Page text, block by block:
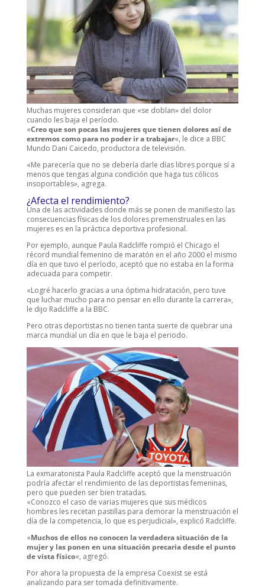
Muchas mujeres consideran que «se doblan» del dolor
cuando les baja el período.
«Creo que son pocas las mujeres que tienen dolores así de
extremos como para no poder ir a trabajar«, le dice a BBC
Mundo Dani Caicedo, productora de televisión.
«Me parecería que no se debería darle días libres porque sí a
menos que tengas alguna condición que haga tus cólicos
insoportables», agrega.
¿Afecta el rendimiento?
Una de las actividades donde más se ponen de manifiesto las
consecuencias físicas de los dolores premenstruales en las
mujeres es en la práctica deportiva profesional.
Por ejemplo, aunque Paula Radcliffe rompió el Chicago el
récord mundial femenino de maratón en el año 2000 el mismo
día en que tuvo el período, aceptó que no estaba en la forma
adecuada para competir.
«Logré hacerlo gracias a una óptima hidratación, pero tuve
que luchar mucho para no pensar en ello durante la carrera»,
le dijo Radcliffe a la BBC.
Pero otras deportistas no tienen tanta suerte de quebrar una
marca mundial un día en que le baja el periodo.
La exmaratonista Paula Radcliffe aceptó que la menstruación
podría afectar el rendimiento de las deportistas femeninas,
pero que pueden ser bien tratadas.
«Conozco el caso de varias mujeres que sus médicos
hombres les recetan pastillas para demorar la menstruación el
día de la competencia, lo que es perjudicial», explicó Radcliffe.
«Muchos de ellos no conocen la verdadera situación de la
mujer y las ponen en una situación precaria desde el punto
de vista físico«, agregó.
Por ahora la propuesta de la empresa Coexist se está
analizando para ser tomada definitivamente.